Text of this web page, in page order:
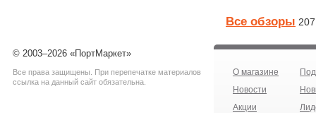
Все обзоры 207
© 2003–2026 «ПортМаркет»
Все права защищены. При перепечатке материалов
ссылка на данный сайт обязательна.
О магазине
Новости
Акции